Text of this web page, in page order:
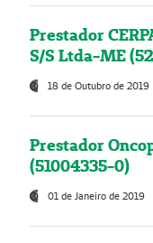
Prestador
S/S Ltda-ME
18 de Outubro de 2019
Prestador
(51004335-0)
01 de Janeiro de 2019